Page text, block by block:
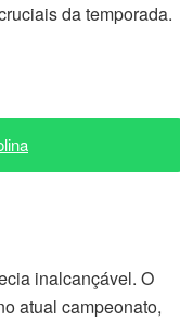
da temporada.
inalcançável. O
atual campeonato,